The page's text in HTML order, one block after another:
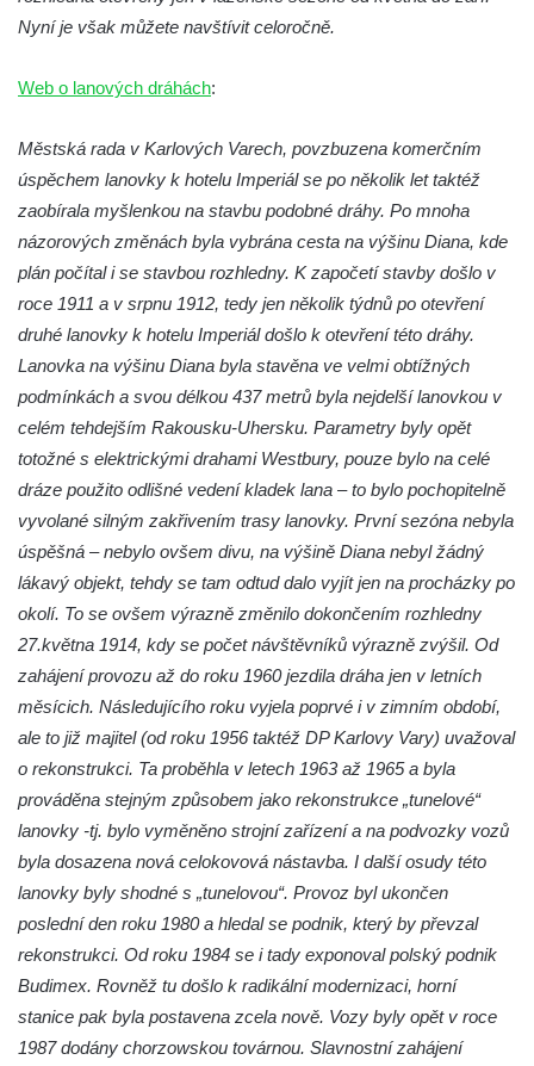
Nyní je však můžete navštívit celoročně.
Web o lanových dráhách:
Městská rada v Karlových Varech, povzbuzena komerčním
úspěchem lanovky k hotelu Imperiál se po několik let taktéž
zaobírala myšlenkou na stavbu podobné dráhy. Po mnoha
názorových změnách byla vybrána cesta na výšinu Diana, kde
plán počítal i se stavbou rozhledny. K započetí stavby došlo v
roce 1911 a v srpnu 1912, tedy jen několik týdnů po otevření
druhé lanovky k hotelu Imperiál došlo k otevření této dráhy.
Lanovka na výšinu Diana byla stavěna ve velmi obtížných
podmínkách a svou délkou 437 metrů byla nejdelší lanovkou v
celém tehdejším Rakousku-Uhersku. Parametry byly opět
totožné s elektrickými drahami Westbury, pouze bylo na celé
dráze použito odlišné vedení kladek lana – to bylo pochopitelně
vyvolané silným zakřivením trasy lanovky. První sezóna nebyla
úspěšná – nebylo ovšem divu, na výšině Diana nebyl žádný
lákavý objekt, tehdy se tam odtud dalo vyjít jen na procházky po
okolí. To se ovšem výrazně změnilo dokončením rozhledny
27.května 1914, kdy se počet návštěvníků výrazně zvýšil. Od
zahájení provozu až do roku 1960 jezdila dráha jen v letních
měsícich. Následujícího roku vyjela poprvé i v zimním období,
ale to již majitel (od roku 1956 taktéž DP Karlovy Vary) uvažoval
o rekonstrukci. Ta proběhla v letech 1963 až 1965 a byla
prováděna stejným způsobem jako rekonstrukce „tunelové“
lanovky -tj. bylo vyměněno strojní zařízení a na podvozky vozů
byla dosazena nová celokovová nástavba. I další osudy této
lanovky byly shodné s „tunelovou“. Provoz byl ukončen
poslední den roku 1980 a hledal se podnik, který by převzal
rekonstrukci. Od roku 1984 se i tady exponoval polský podnik
Budimex. Rovněž tu došlo k radikální modernizaci, horní
stanice pak byla postavena zcela nově. Vozy byly opět v roce
1987 dodány chorzowskou továrnou. Slavnostní zahájení